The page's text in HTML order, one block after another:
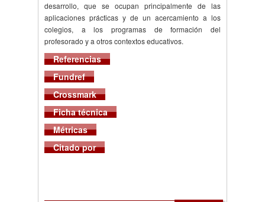
desarrollo, que se ocupan principalmente de las
aplicaciones prácticas y de un acercamiento a los
colegios, a los programas de formación del
profesorado y a otros contextos educativos.
Referencias
Fundref
Crossmark
Ficha técnica
Métricas
Citado por